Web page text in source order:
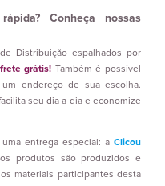
Conheça nossas
Distribuição espalhados por
frete grátis! Também é possível
endereço de sua escolha.
seu dia a dia e economize
entrega especial: a Clicou
produtos são produzidos e
materiais participantes desta